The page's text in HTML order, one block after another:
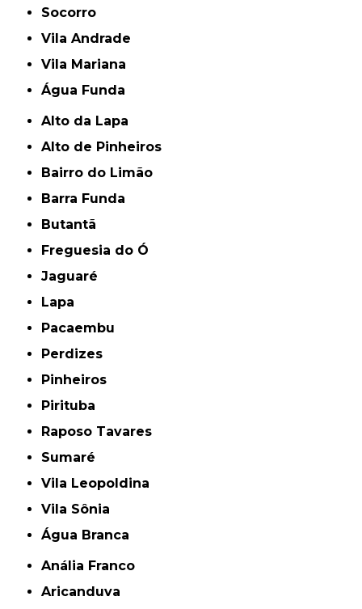
Socorro
Vila Andrade
Vila Mariana
Água Funda
Alto da Lapa
Alto de Pinheiros
Bairro do Limão
Barra Funda
Butantã
Freguesia do Ó
Jaguaré
Lapa
Pacaembu
Perdizes
Pinheiros
Pirituba
Raposo Tavares
Sumaré
Vila Leopoldina
Vila Sônia
Água Branca
Anália Franco
Aricanduva